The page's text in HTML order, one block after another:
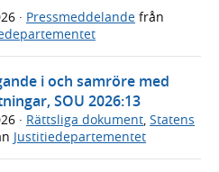
· Pressmeddelande från
i och samröre med
SOU 2026:13
· Rättsliga dokument Statens
Justitiedepartementet